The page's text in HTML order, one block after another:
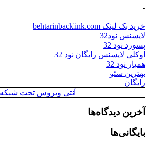
.
خرید بک لینک behtarinbacklink.com
لایسنس نود32
پسورد نود 32
اوکلی لایسنس رایگان نود 32
همیار نود 32
بهترین سئو
رایگان
آنتی ویروس تحت شبکه
آخرین دیدگاه‌ها
بایگانی‌ها